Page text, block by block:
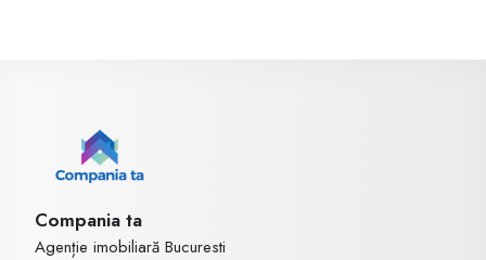
Compania ta
Agenție imobiliară Bucuresti